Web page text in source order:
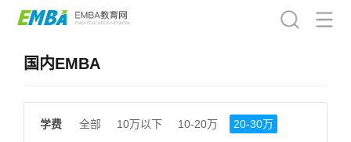
国内EMBA
学费 全部 10万以下 10-20万 20-30万